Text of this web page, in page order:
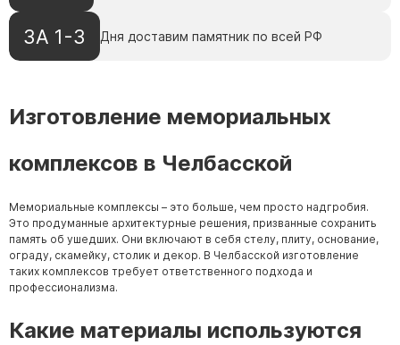
ЗА 1-3 Дня доставим памятник по всей РФ
Изготовление мемориальных
комплексов в Челбасской
Мемориальные комплексы – это больше, чем просто надгробия.
Это продуманные архитектурные решения, призванные сохранить
память об ушедших. Они включают в себя стелу, плиту, основание,
ограду, скамейку, столик и декор. В Челбасской изготовление
таких комплексов требует ответственного подхода и
профессионализма.
Какие материалы используются